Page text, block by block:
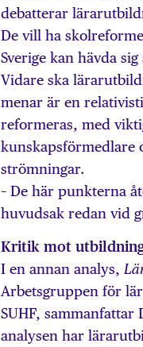
debatterar
De vill ha
Sverige kan hävda
Vidare ska
menar är en
reformeras, med
kunskapsförmedlare
strömningar.
– De här punkterna
huvudsak redan vid
Kritik mot
I en annan analys,
Arbetsgruppen för
SUHF,
analysen har